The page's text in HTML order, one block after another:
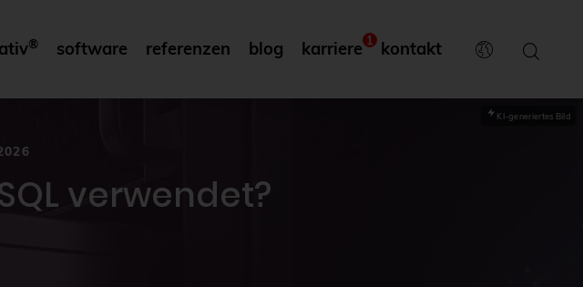
® software referenzen blog karriere 1 kontakt
KI-generiertes Bild
verwendet?